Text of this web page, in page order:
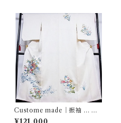
Custome made｜振袖 … 鴛
鴦花文